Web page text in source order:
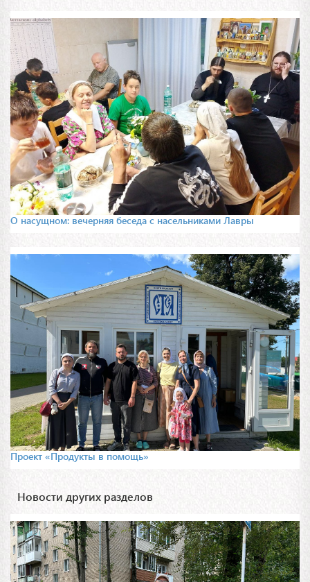
О насущном: вечерняя беседа с насельниками Лавры
Проект «Продукты в помощь»
Новости других разделов